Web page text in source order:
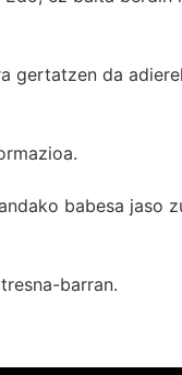
gertatzen da
babesa jaso
tresna-barran.